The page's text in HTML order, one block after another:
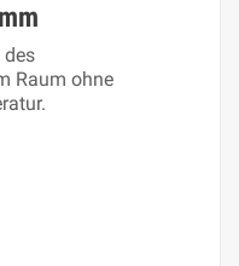
des
Raum ohne